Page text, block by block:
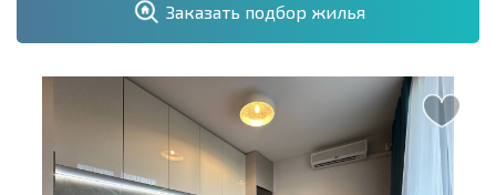
Заказать подбор жилья